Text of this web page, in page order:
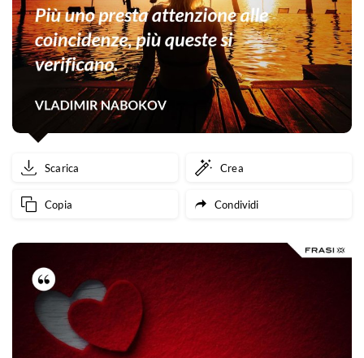
Scarica Crea
Copia Condividi